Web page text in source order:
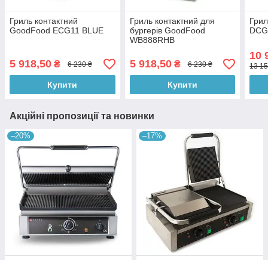
Гриль контактний
GoodFood ECG11 BLUE
5 918,50 ₴ 6 230 ₴
Купити
Гриль контактний для
бургерів GoodFood
WB888RHB
5 918,50₴ 6 230 ₴
Купити
DCG
10
13
Акційні пропозиції та новинки
–20% –17%